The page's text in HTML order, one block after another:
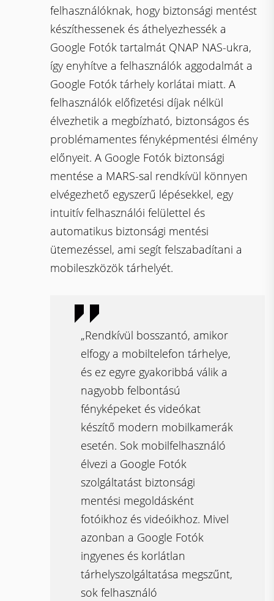
felhasználóknak, hogy biztonsági mentést
készíthessenek és áthelyezhessék a
Google Fotók tartalmát QNAP NAS-ukra,
így enyhítve a felhasználók aggodalmát a
Google Fotók tárhely korlátai miatt. A
felhasználók előfizetési díjak nélkül
élvezhetik a megbízható, biztonságos és
problémamentes fényképmentési élmény
előnyeit. A Google Fotók biztonsági
mentése a MARS-sal rendkívül könnyen
elvégezhető egyszerű lépésekkel, egy
intuitív felhasználói felülettel és
automatikus biztonsági mentési
ütemezéssel, ami segít felszabadítani a
mobileszközök tárhelyét.
„Rendkívül bosszantó, amikor
elfogy a mobiltelefon tárhelye,
és ez egyre gyakoribbá válik a
nagyobb felbontású
fényképeket és videókat
készítő modern mobilkamerák
esetén. Sok mobilfelhasználó
élvezi a Google Fotók
szolgáltatást biztonsági
mentési megoldásként
fotóikhoz és videóikhoz. Mivel
azonban a Google Fotók
ingyenes és korlátlan
tárhelyszolgáltatása megszűnt,
sok felhasználó